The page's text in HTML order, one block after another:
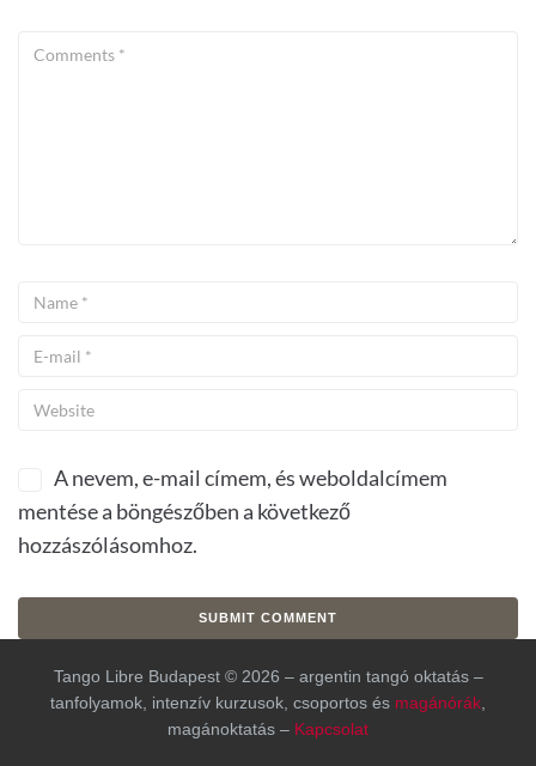
A nevem, e-mail címem, és weboldalcímem
mentése a böngészőben a következő
hozzászólásomhoz.
Tango Libre Budapest © 2026 – argentin tangó oktatás –
tanfolyamok, intenzív kurzusok, csoportos és magánórák
magánoktatás – Kapcsolat